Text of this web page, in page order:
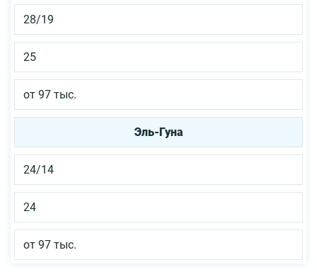
28/19
25
от 97 тыс.
Эль-Гуна
24/14
24
от 97 тыс.